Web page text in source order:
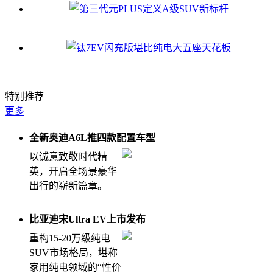
特别推荐
更多
全新奥迪A6L推四款配置车型
以诚意致敬时代精
英，开启全场景豪华
出行的崭新篇章。
比亚迪宋Ultra EV上市发布
重构15-20万级纯电
SUV市场格局，堪称
家用纯电领域的“性价